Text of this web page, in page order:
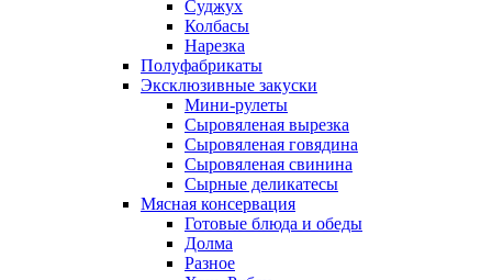
Суджух
Колбасы
Нарезка
Полуфабрикаты
Эксклюзивные закуски
Мини-рулеты
Сыровяленая вырезка
Сыровяленая говядина
Сыровяленая свинина
Сырные деликатесы
Мясная консервация
Готовые блюда и обеды
Долма
Разное